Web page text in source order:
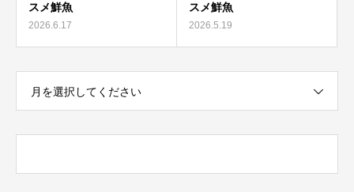
スメ鮮魚
2026.6.17
スメ鮮魚
2026.5.19
月を選択してください